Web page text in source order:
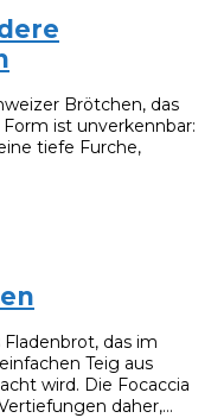
Brötchen, das
ist unverkennbar:
tiefe Furche,
das im
Teig aus
wird. Die Focaccia
daher,…